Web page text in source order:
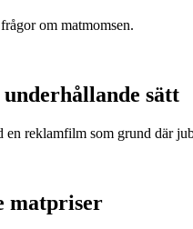
om matmomsen.
sätt
reklamfilm som grund där
matpriser